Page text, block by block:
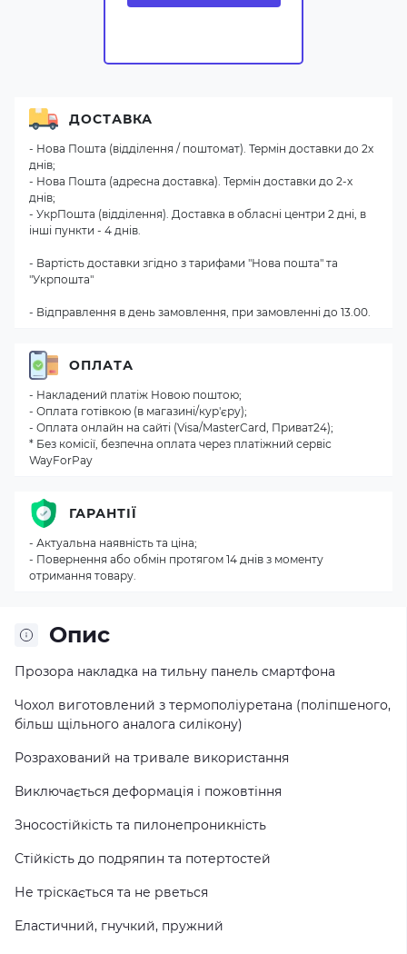
Опис
Прозора накладка на тильну панель смартфона
Чохол виготовлений з термополiуретана (поліпшеного,
більш щільного аналога силікону)
Розрахований на тривале використання
Виключається деформація і пожовтіння
Зносостійкість та пилонепроникність
Стійкість до подряпин та потертостей
Не тріскається та не рветься
Еластичний, гнучкий, пружний
ДОСТАВКА
- Нова Пошта (відділення / поштомат). Термін доставки до 2х
днів;
- Нова Пошта (адресна доставка). Термін доставки до 2-х
днів;
- УкрПошта (відділення). Доставка в обласні центри 2 дні, в
інші пункти - 4 днів.
- Вартість доставки згідно з тарифами "Нова пошта" та
"Укрпошта"
- Відправлення в день замовлення, при замовленні до 13.00.
ОПЛАТА
- Накладений платіж Новою поштою;
- Оплата готівкою (в магазині/кур'єру);
- Оплата онлайн на сайті (Visa/MasterCard, Приват24);
* Без комісії, безпечна оплата через платіжний сервіс
WayForPay
ГАРАНТІЇ
- Актуальна наявність та ціна;
- Повернення або обмін протягом 14 днів з моменту
отримання товару.